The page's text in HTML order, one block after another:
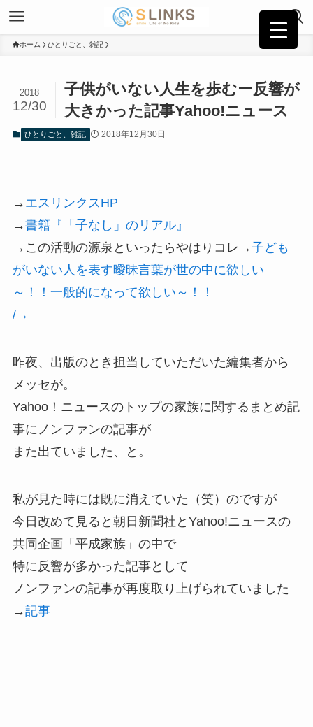
ホーム ひとりごと、雑記
子供がいない人生を歩むー反響が
大きかった記事Yahoo!ニュース
2018
12/30
ひとりごと、雑記 2018年12月30日
→ エスリンクスHP
→書籍『「子なし」のリアル』
→この活動の源泉といったらやはりコレ→子ども
がいない人を表す曖昧言葉が世の中に欲しい
～！！一般的になって欲しい～！！
/→
昨夜、出版のとき担当していただいた編集者から
メッセが。
Yahoo！ニュースのトップの家族に関するまとめ記
事にノンファンの記事が
また出ていました、と。
私が見た時には既に消えていた（笑）のですが
今日改めて見ると朝日新聞社とYahoo!ニュースの
共同企画「平成家族」の中で
特に反響が多かった記事として
ノンファンの記事が再度取り上げられていました
→記事